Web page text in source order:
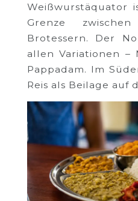
Weißwurstäquator
Grenze
Brotessern. Der
allen Variationen –
Pappadam. Im
Reis als Beilage auf